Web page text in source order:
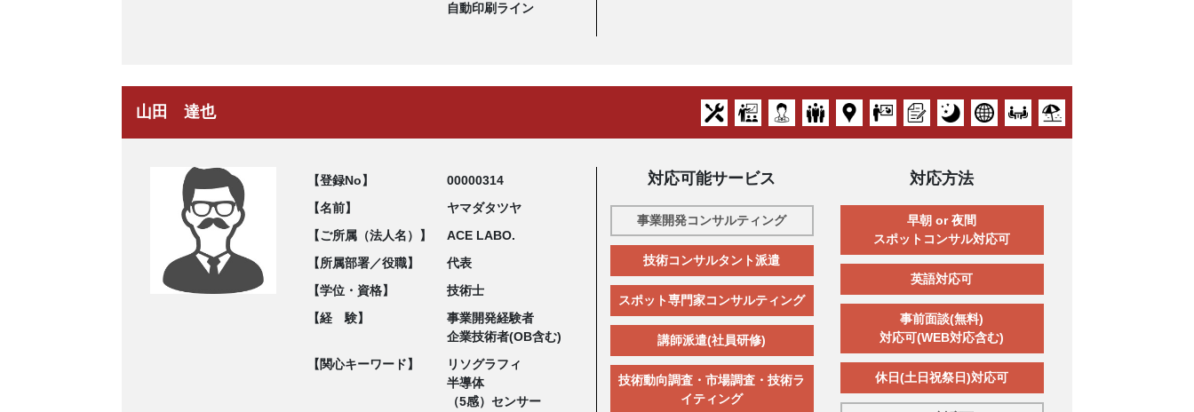
自動印刷ライン
山田 達也
【登録No】
00000314
【名前】
ヤマダタツヤ
【ご所属（法人名）】
ACE LABO.
【所属部署／役職】
代表
【学位・資格】
技術士
【経 験】
事業開発経験者
企業技術者(OB含む)
【関心キーワード】
リソグラフィ
半導体
（5感）センサー
対応可能サービス
事業開発コンサルティング
技術コンサルタント派遣
スポット専門家コンサルティング
講師派遣(社員研修)
技術動向調査・市場調査・技術ラ
イティング
対応方法
早朝 or 夜間
スポットコンサル対応可
英語対応可
事前面談(無料)
対応可(WEB対応含む)
休日(土日祝祭日)対応可